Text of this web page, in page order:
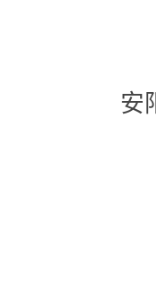
安